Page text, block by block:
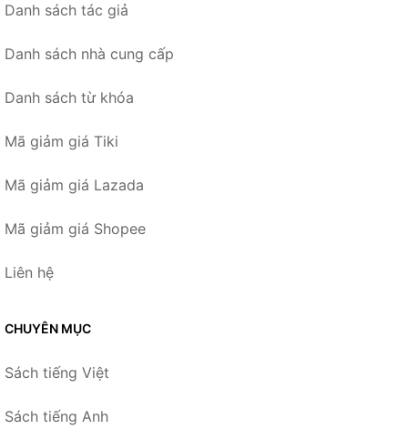
Danh sách tác giả
Danh sách nhà cung cấp
Danh sách từ khóa
Mã giảm giá Tiki
Mã giảm giá Lazada
Mã giảm giá Shopee
Liên hệ
CHUYÊN MỤC
Sách tiếng Việt
Sách tiếng Anh